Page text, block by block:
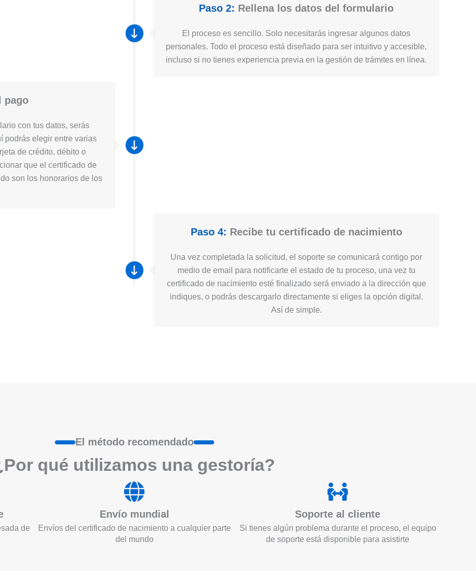
Paso 2: Rellena los datos del formulario
El proceso es sencillo. Solo necesitarás ingresar algunos datos
personales. Todo el proceso está diseñado para ser intuitivo y accesible,
incluso si no tienes experiencia previa en la gestión de trámites en línea.
pago
con tus datos, serás
podrás elegir entre varias
de crédito, débito o
que el certificado de
son los honorarios de los
Paso 4: Recibe tu certificado de nacimiento
Una vez completada la solicitud, el soporte se comunicará contigo por
medio de email para notificarte el estado de tu proceso, una vez tu
certificado de nacimiento esté finalizado será enviado a la dirección que
indiques, o podrás descargarlo directamente si eliges la opción digital.
Así de simple.
El método recomendado
qué utilizamos una gestoría?
de
Envío mundial
Envíos del certificado de nacimiento a cualquier parte
del mundo
Soporte al cliente
Si tienes algún problema durante el proceso, el equipo
de soporte está disponible para asistirte